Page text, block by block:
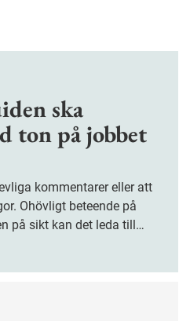
ska
ton på jobbet
kommentarer eller att
Ohövligt beteende på
på sikt kan det leda till